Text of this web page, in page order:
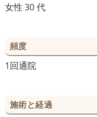
女性 30 代
頻度
1回通院
施術と経過